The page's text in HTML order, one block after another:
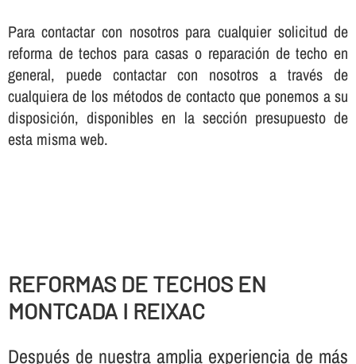
Para contactar con nosotros para cualquier solicitud de
reforma de techos para casas o reparación de techo en
general, puede contactar con nosotros a través de
cualquiera de los métodos de contacto que ponemos a su
disposición, disponibles en la sección presupuesto de
esta misma web.
REFORMAS DE TECHOS EN
MONTCADA I REIXAC
Después de nuestra amplia experiencia de más